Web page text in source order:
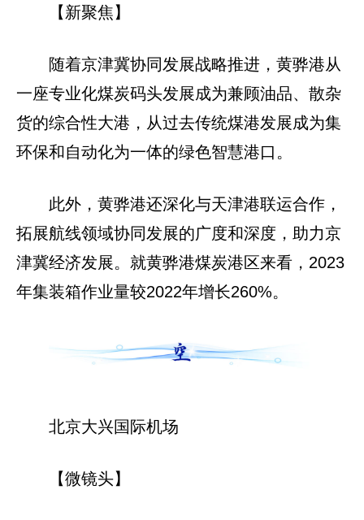
【新聚焦】
随着京津冀协同发展战略推进，黄骅港从
一座专业化煤炭码头发展成为兼顾油品、散杂
货的综合性大港，从过去传统煤港发展成为集
环保和自动化为一体的绿色智慧港口。
此外，黄骅港还深化与天津港联运合作，
拓展航线领域协同发展的广度和深度，助力京
津冀经济发展。就黄骅港煤炭港区来看，2023
年集装箱作业量较2022年增长260%。
北京大兴国际机场
【微镜头】